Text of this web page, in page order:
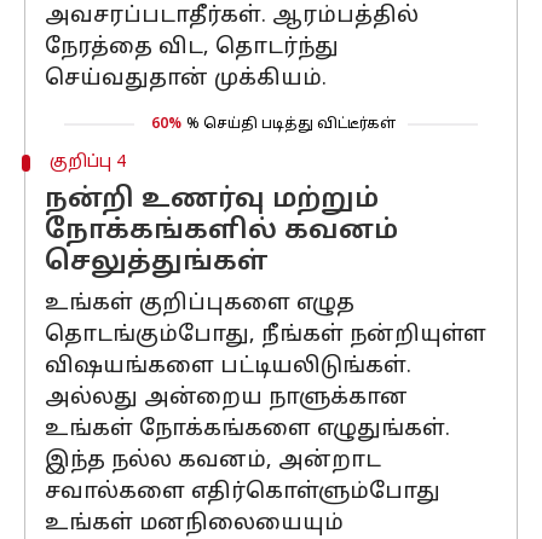
அவசரப்படாதீர்கள். ஆரம்பத்தில்
நேரத்தை விட, தொடர்ந்து
செய்வதுதான் முக்கியம்.
60% % செய்தி படித்து விட்டீர்கள்
குறிப்பு 4
நன்றி உணர்வு மற்றும்
நோக்கங்களில் கவனம்
செலுத்துங்கள்
உங்கள் குறிப்புகளை எழுத
தொடங்கும்போது, நீங்கள் நன்றியுள்ள
விஷயங்களை பட்டியலிடுங்கள்.
அல்லது அன்றைய நாளுக்கான
உங்கள் நோக்கங்களை எழுதுங்கள்.
இந்த நல்ல கவனம், அன்றாட
சவால்களை எதிர்கொள்ளும்போது
உங்கள் மனநிலையையும்